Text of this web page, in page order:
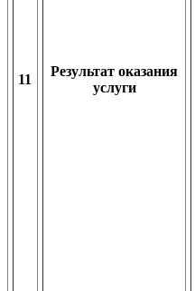
11
Результат оказания
услуги